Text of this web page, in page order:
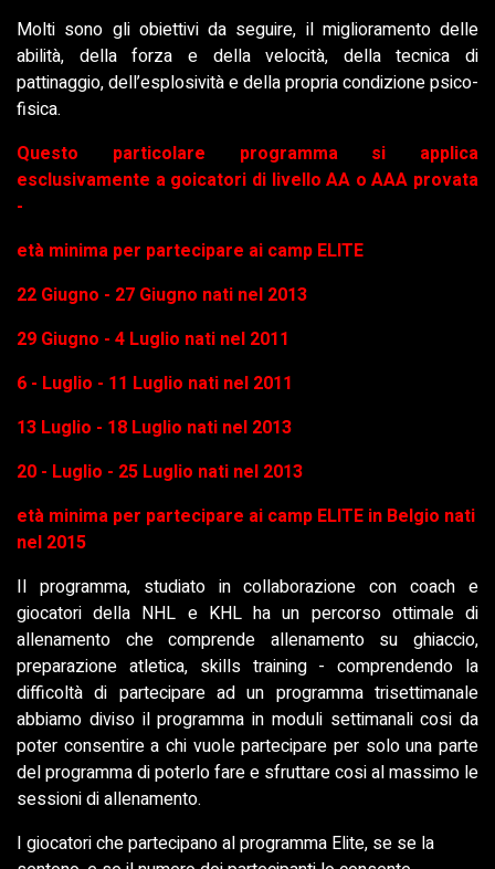
Molti sono gli obiettivi da seguire, il miglioramento delle
abilità, della forza e della velocità, della tecnica di
pattinaggio, dell’esplosività e della propria condizione psico-
fisica.
Questo particolare programma si applica
esclusivamente a goicatori di livello AA o AAA provata
-
età minima per partecipare ai camp ELITE
22 Giugno - 27 Giugno nati nel 2013
29 Giugno - 4 Luglio nati nel 2011
6 - Luglio - 11 Luglio nati nel 2011
13 Luglio - 18 Luglio nati nel 2013
20 - Luglio - 25 Luglio nati nel 2013
età minima per partecipare ai camp ELITE in Belgio nati
nel 2015
Il programma, studiato in collaborazione con coach e
giocatori della NHL e KHL ha un percorso ottimale di
allenamento che comprende allenamento su ghiaccio,
preparazione atletica, skills training - comprendendo la
difficoltà di partecipare ad un programma trisettimanale
abbiamo diviso il programma in moduli settimanali cosi da
poter consentire a chi vuole partecipare per solo una parte
del programma di poterlo fare e sfruttare cosi al massimo le
sessioni di allenamento.
I giocatori che partecipano al programma Elite, se se la